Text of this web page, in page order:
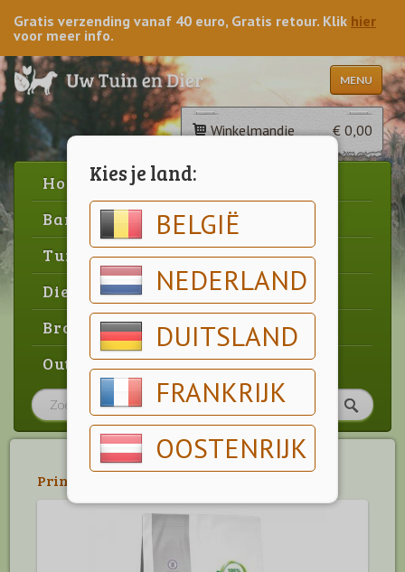
Kies je land:
BELGIË
NEDERLAND
DUITSLAND
FRANKRIJK
OOSTENRIJK
Gratis verzending vanaf 40 euro, Gratis retour. Klik hier
voor meer info.
MENU
Winkelmandje € 0,00
Home
Barbecue
Tuin
Dier
Brood & gebak
Outlet
Prins